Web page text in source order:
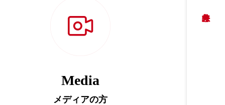
Media
メディアの方